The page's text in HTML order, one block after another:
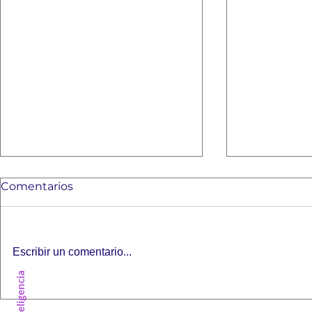
Cambié mi web y mis
posiciones en Google han
Comentarios
Escribir un comentario...